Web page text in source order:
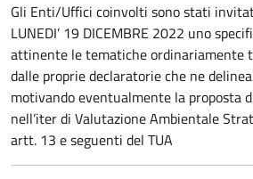
Gli Enti/Uffici coinvolti sono stati
LUNEDI’ 19 DICEMBRE 2022 uno
attinente le tematiche ordinariamente
dalle proprie declaratorie che ne
motivando eventualmente la proposta
nell’iter di Valutazione Ambientale
artt. 13 e seguenti del TUA